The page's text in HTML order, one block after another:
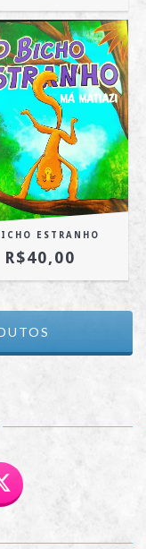
ESTRANHO
R$40,00